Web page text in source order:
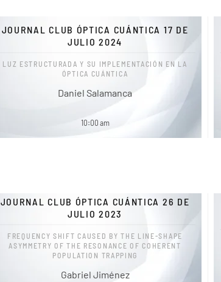
JOURNAL CLUB ÓPTICA CUÁNTICA 17 DE
JULIO 2024
LUZ ESTRUCTURADA Y SU IMPLEMENTACIÓN EN LA
ÓPTICA CUÁNTICA
Daniel Salamanca
10:00 am
JOURNAL CLUB ÓPTICA CUÁNTICA 26 DE
JULIO 2023
FREQUENCY SHIFT CAUSED BY THE LINE-SHAPE
ASYMMETRY OF THE RESONANCE OF COHERENT
POPULATION TRAPPING
Gabriel Jiménez